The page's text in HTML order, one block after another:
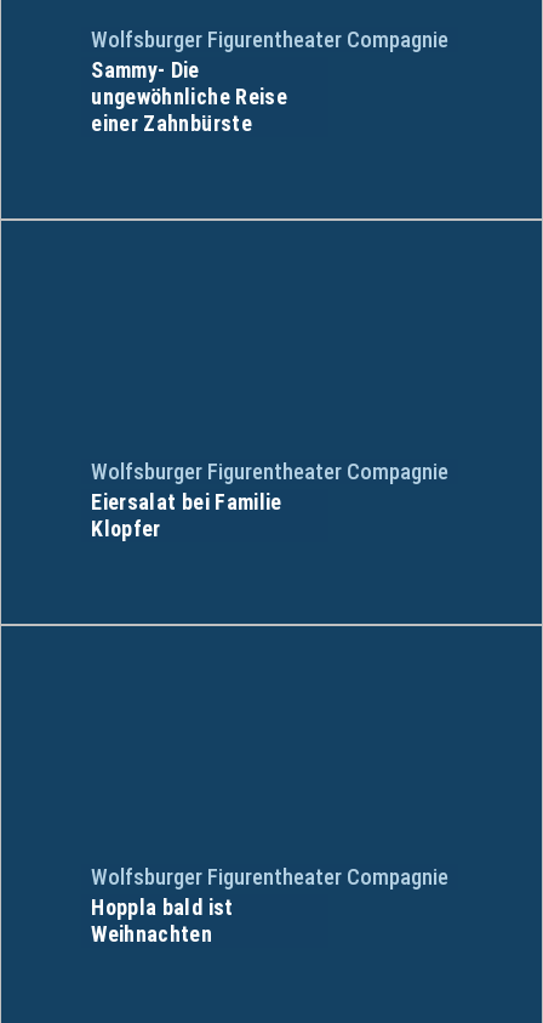
Wolfsburger Figurentheater Compagnie
Sammy- Die
ungewöhnliche Reise
einer Zahnbürste
Wolfsburger Figurentheater Compagnie
Eiersalat bei Familie
Klopfer
Wolfsburger Figurentheater Compagnie
Hoppla bald ist
Weihnachten